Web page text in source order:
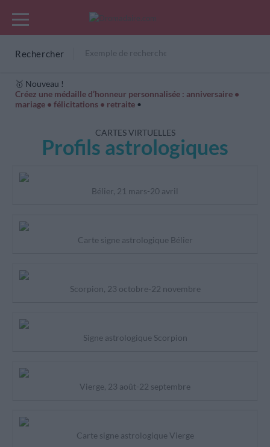
Rechercher
🥇 Nouveau !
Créez une médaille d’honneur personnalisée : anniversaire •
mariage • félicitations • retraite •
Cartes Hiver Cadeaux années de naissance
CARTES VIRTUELLES
Profils astrologiques
Bélier, 21 mars-20 avril
Carte signe astrologique Bélier
Scorpion, 23 octobre-22 novembre
Signe astrologique Scorpion
Vierge, 23 août-22 septembre
Carte signe astrologique Vierge